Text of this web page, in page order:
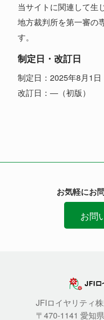
当サイトに関連して生
地方裁判所を第一審の
す。
制定日・改訂日
制定日：2025年8月1日
改訂日：―（初版）
お気軽にお
お問
JFIロイヤリティ
〒470-1141 愛知